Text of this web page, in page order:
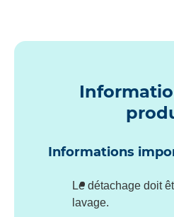
Informations
Le détachage doit
lavage.